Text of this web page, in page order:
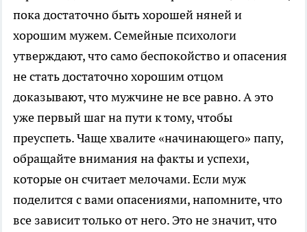
пока достаточно быть хорошей няней и
хорошим мужем. Семейные психологи
утверждают, что само беспокойство и опасения
не стать достаточно хорошим отцом
доказывают, что мужчине не все равно. А это
уже первый шаг на пути к тому, чтобы
преуспеть. Чаще хвалите «начинающего» папу,
обращайте внимания на факты и успехи,
которые он считает мелочами. Если муж
поделится с вами опасениями, напомните, что
все зависит только от него. Это не значит, что